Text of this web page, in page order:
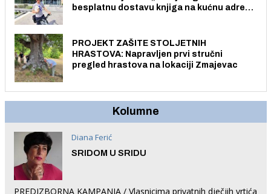
besplatnu dostavu knjiga na kućnu adresu
PROJEKT ZAŠITE STOLJETNIH
HRASTOVA: Napravljen prvi stručni
pregled hrastova na lokaciji Zmajevac
Kolumne
Diana Ferić
SRIDOM U SRIDU
PREDIZBORNA KAMPANJA / Vlasnicima privatnih dječjih vrtića